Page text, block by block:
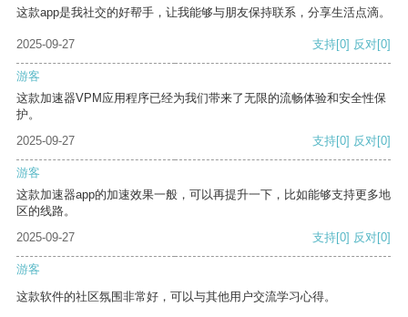
这款app是我社交的好帮手，让我能够与朋友保持联系，分享生活点滴。
2025-09-27 支持[0] 反对[0]
游客
这款加速器VPM应用程序已经为我们带来了无限的流畅体验和安全性保
护。
2025-09-27
支持[0] 反对[0]
游客
这款加速器app的加速效果一般，可以再提升一下，比如能够支持更多地
区的线路。
2025-09-27
支持[0] 反对[0]
游客
这款软件的社区氛围非常好，可以与其他用户交流学习心得。